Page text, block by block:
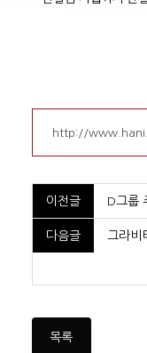
http://
이전글 D그룹
다음글 그라비